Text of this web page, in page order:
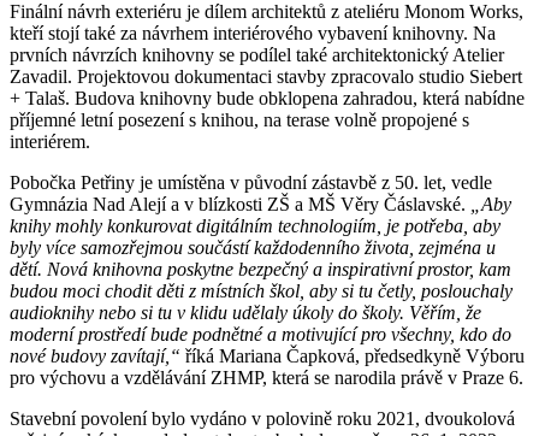
Finální návrh exteriéru je dílem architektů z ateliéru Monom Works,
kteří stojí také za návrhem interiérového vybavení knihovny. Na
prvních návrzích knihovny se podílel také architektonický Atelier
Zavadil. Projektovou dokumentaci stavby zpracovalo studio Siebert
+ Talaš. Budova knihovny bude obklopena zahradou, která nabídne
příjemné letní posezení s knihou, na terase volně propojené s
interiérem.
Pobočka Petřiny je umístěna v původní zástavbě z 50. let, vedle
Gymnázia Nad Alejí a v blízkosti ZŠ a MŠ Věry Čáslavské. „Aby
knihy mohly konkurovat digitálním technologiím, je potřeba, aby
byly více samozřejmou součástí každodenního života, zejména u
dětí. Nová knihovna poskytne bezpečný a inspirativní prostor, kam
budou moci chodit děti z místních škol, aby si tu četly, poslouchaly
audioknihy nebo si tu v klidu udělaly úkoly do školy. Věřím, že
moderní prostředí bude podnětné a motivující pro všechny, kdo do
nové budovy zavítají,“ říká Mariana Čapková, předsedkyně Výboru
pro výchovu a vzdělávání ZHMP, která se narodila právě v Praze 6.
Stavební povolení bylo vydáno v polovině roku 2021, dvoukolová